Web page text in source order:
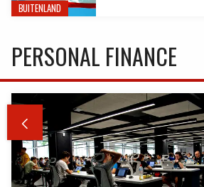
BUITENLAND
PERSONAL FINANCE
